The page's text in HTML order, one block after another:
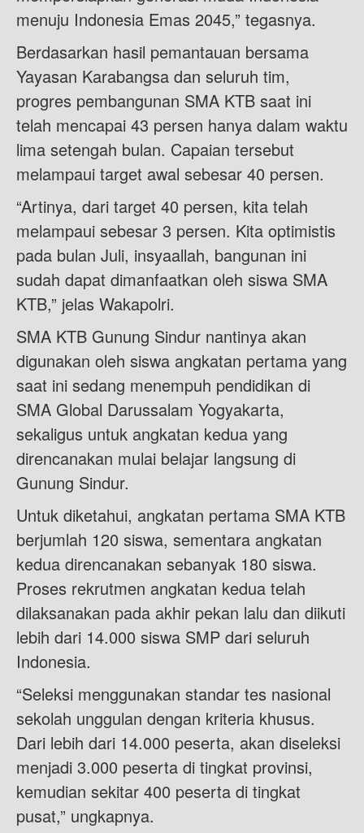
menuju Indonesia Emas 2045,” tegasnya.
Berdasarkan hasil pemantauan bersama
Yayasan Karabangsa dan seluruh tim,
progres pembangunan SMA KTB saat ini
telah mencapai 43 persen hanya dalam waktu
lima setengah bulan. Capaian tersebut
melampaui target awal sebesar 40 persen.
“Artinya, dari target 40 persen, kita telah
melampaui sebesar 3 persen. Kita optimistis
pada bulan Juli, insyaallah, bangunan ini
sudah dapat dimanfaatkan oleh siswa SMA
KTB,” jelas Wakapolri.
SMA KTB Gunung Sindur nantinya akan
digunakan oleh siswa angkatan pertama yang
saat ini sedang menempuh pendidikan di
SMA Global Darussalam Yogyakarta,
sekaligus untuk angkatan kedua yang
direncanakan mulai belajar langsung di
Gunung Sindur.
Untuk diketahui, angkatan pertama SMA KTB
berjumlah 120 siswa, sementara angkatan
kedua direncanakan sebanyak 180 siswa.
Proses rekrutmen angkatan kedua telah
dilaksanakan pada akhir pekan lalu dan diikuti
lebih dari 14.000 siswa SMP dari seluruh
Indonesia.
“Seleksi menggunakan standar tes nasional
sekolah unggulan dengan kriteria khusus.
Dari lebih dari 14.000 peserta, akan diseleksi
menjadi 3.000 peserta di tingkat provinsi,
kemudian sekitar 400 peserta di tingkat
pusat,” ungkapnya.